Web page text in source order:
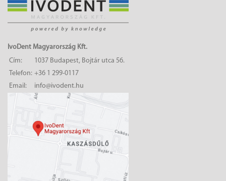
IvoDent Magyarország Kft.
Cím:
1037 Budapest, Bojtár utca 56.
Telefon: +36 1 299-0117
Email:
info@ivodent.hu